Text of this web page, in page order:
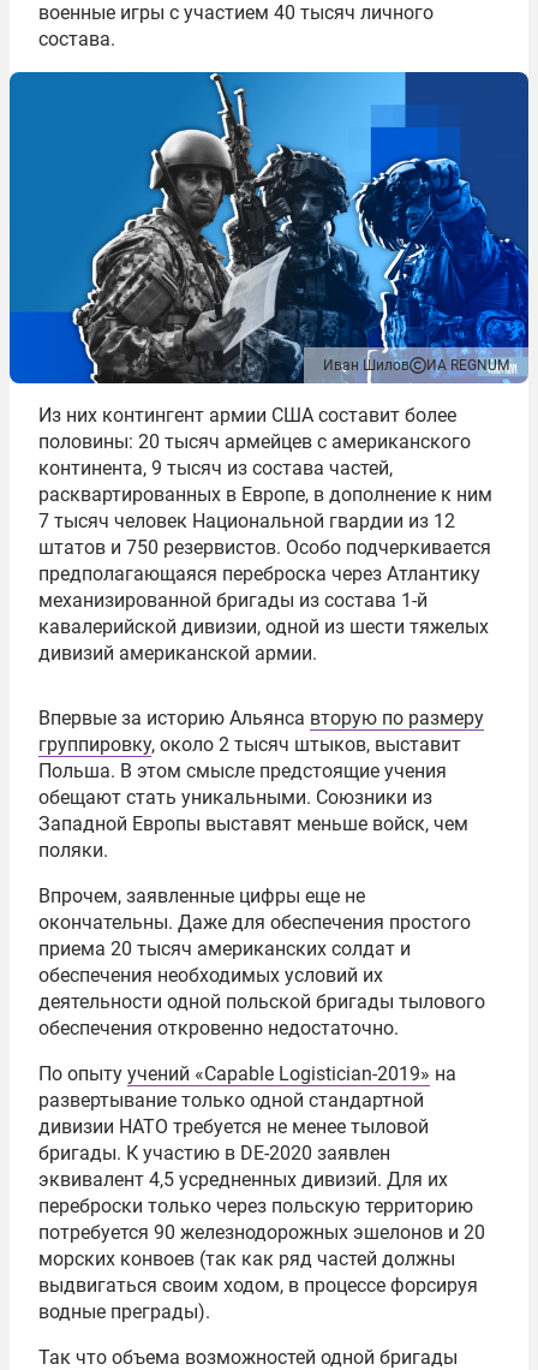
военные игры с участием 40 тысяч личного
состава.
Иван Шилов ИА REGNUM
Из них контингент армии США составит более
половины: 20 тысяч армейцев с американского
континента, 9 тысяч из состава частей,
расквартированных в Европе, в дополнение к ним
7 тысяч человек Национальной гвардии из 12
штатов и 750 резервистов. Особо подчеркивается
предполагающаяся переброска через Атлантику
механизированной бригады из состава 1-й
кавалерийской дивизии, одной из шести тяжелых
дивизий американской армии.
Впервые за историю Альянса вторую по размеру
группировку, около 2 тысяч штыков, выставит
Польша. В этом смысле предстоящие учения
обещают стать уникальными. Союзники из
Западной Европы выставят меньше войск, чем
поляки.
Впрочем, заявленные цифры еще не
окончательны. Даже для обеспечения простого
приема 20 тысяч американских солдат и
обеспечения необходимых условий их
деятельности одной польской бригады тылового
обеспечения откровенно недостаточно.
По опыту учений «Capable Logistician-2019» на
развертывание только одной стандартной
дивизии НАТО требуется не менее тыловой
бригады. К участию в DE-2020 заявлен
эквивалент 4,5 усредненных дивизий. Для их
переброски только через польскую территорию
потребуется 90 железнодорожных эшелонов и 20
морских конвоев (так как ряд частей должны
выдвигаться своим ходом, в процессе форсируя
водные преграды).
Так что объема возможностей одной бригады